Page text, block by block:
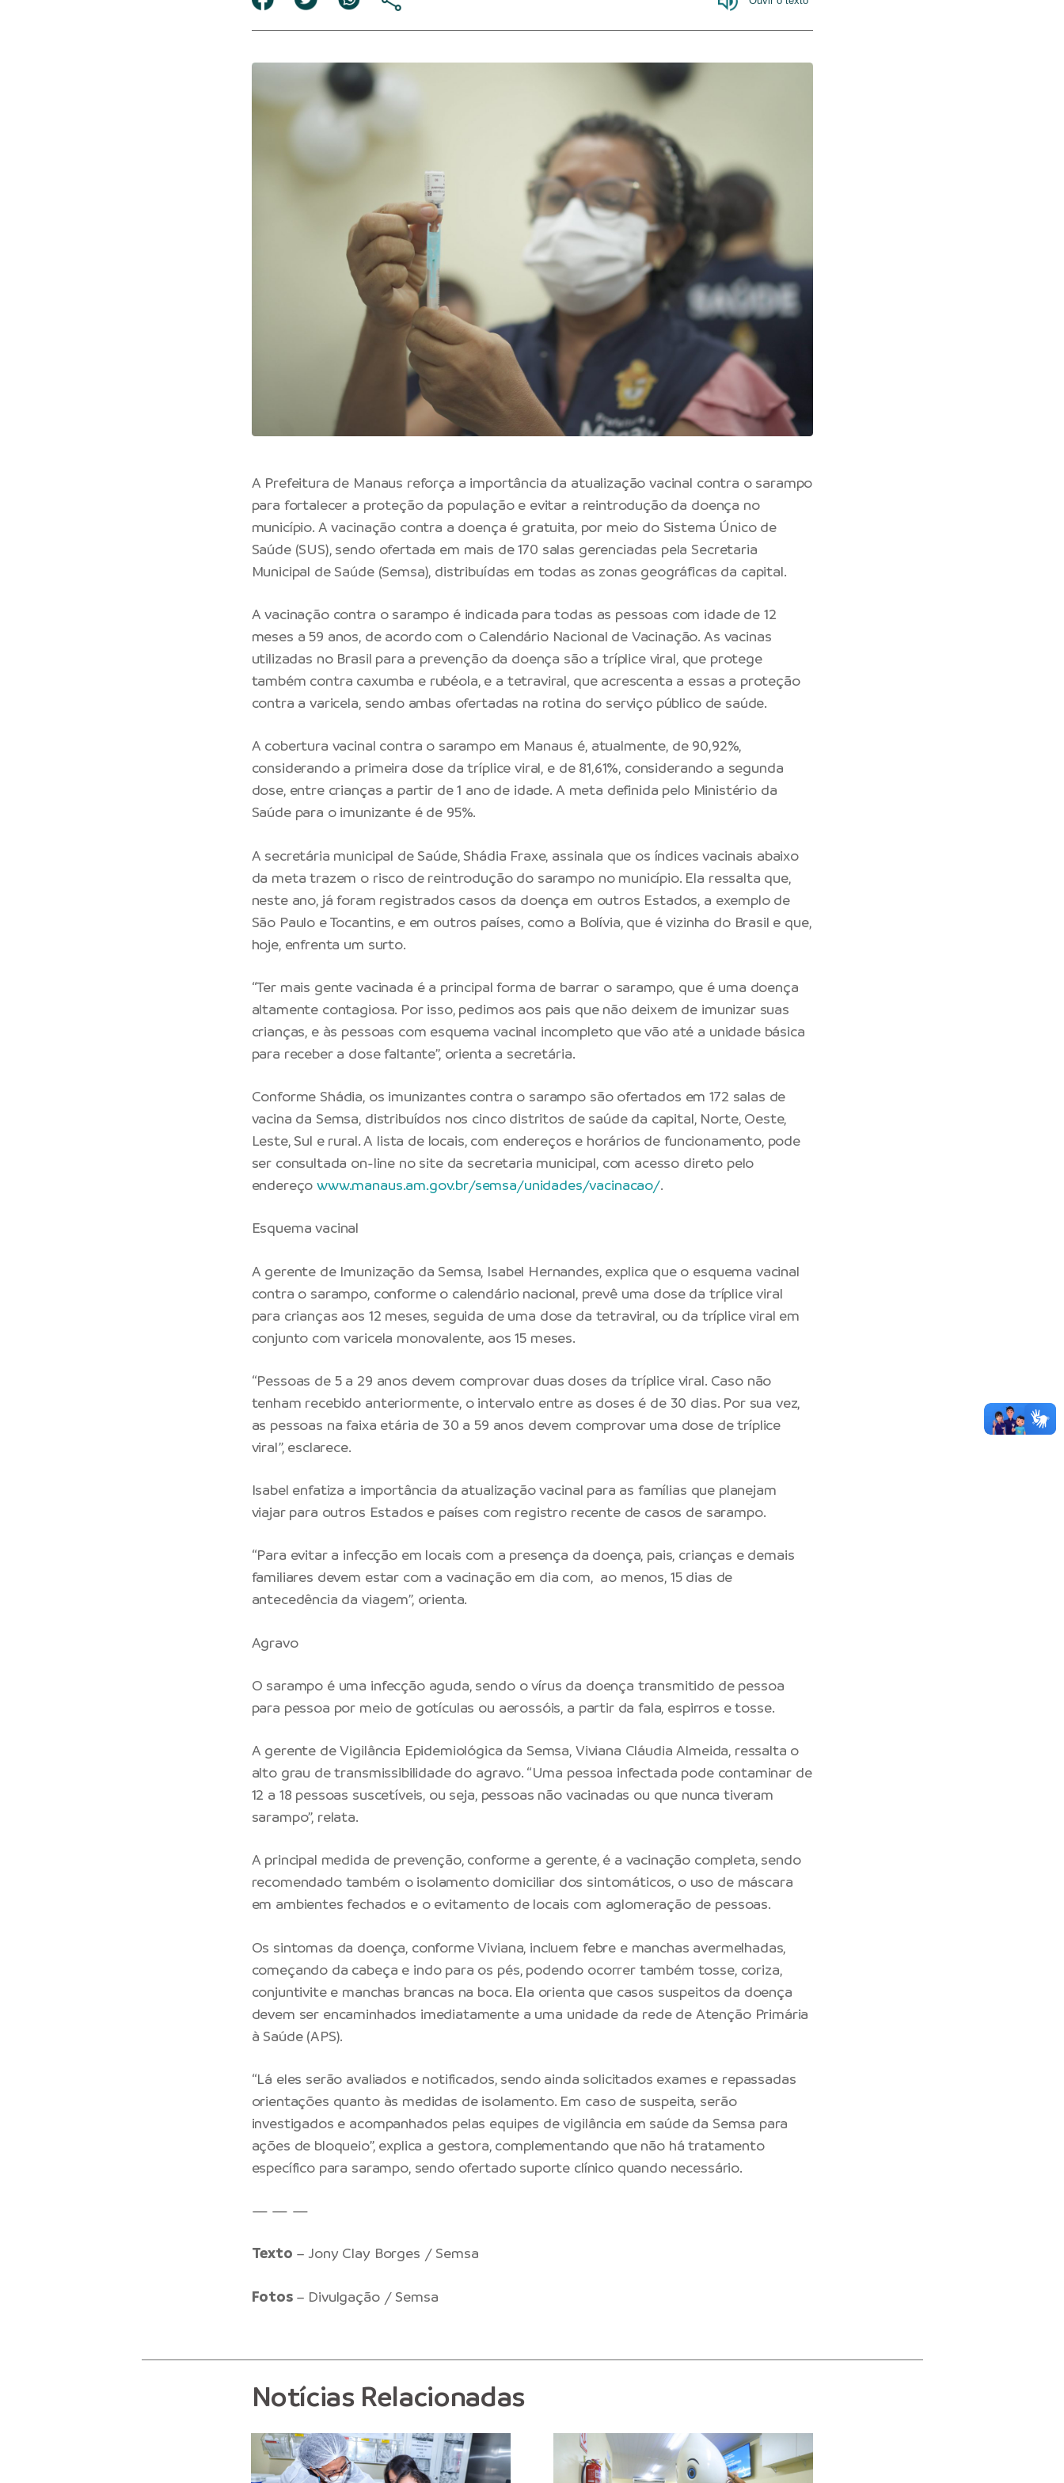
A Prefeitura de Manaus reforça a importância da atualização vacinal contra o sarampo
para fortalecer a proteção da população e evitar a reintrodução da doença no
município. A vacinação contra a doença é gratuita, por meio do Sistema Único de
Saúde (SUS), sendo ofertada em mais de 170 salas gerenciadas pela Secretaria
Municipal de Saúde (Semsa), distribuídas em todas as zonas geográficas da capital.
A vacinação contra o sarampo é indicada para todas as pessoas com idade de 12
meses a 59 anos, de acordo com o Calendário Nacional de Vacinação. As vacinas
utilizadas no Brasil para a prevenção da doença são a tríplice viral, que protege
também contra caxumba e rubéola, e a tetraviral, que acrescenta a essas a proteção
contra a varicela, sendo ambas ofertadas na rotina do serviço público de saúde.
A cobertura vacinal contra o sarampo em Manaus é, atualmente, de 90,92%,
considerando a primeira dose da tríplice viral, e de 81,61%, considerando a segunda
dose, entre crianças a partir de 1 ano de idade. A meta definida pelo Ministério da
Saúde para o imunizante é de 95%.
A secretária municipal de Saúde, Shádia Fraxe, assinala que os índices vacinais abaixo
da meta trazem o risco de reintrodução do sarampo no município. Ela ressalta que,
neste ano, já foram registrados casos da doença em outros Estados, a exemplo de
São Paulo e Tocantins, e em outros países, como a Bolívia, que é vizinha do Brasil e que,
hoje, enfrenta um surto.
“Ter mais gente vacinada é a principal forma de barrar o sarampo, que é uma doença
altamente contagiosa. Por isso, pedimos aos pais que não deixem de imunizar suas
crianças, e às pessoas com esquema vacinal incompleto que vão até a unidade básica
para receber a dose faltante”, orienta a secretária.
Conforme Shádia, os imunizantes contra o sarampo são ofertados em 172 salas de
vacina da Semsa, distribuídos nos cinco distritos de saúde da capital, Norte, Oeste,
Leste, Sul e rural. A lista de locais, com endereços e horários de funcionamento, pode
ser consultada on-line no site da secretaria municipal, com acesso direto pelo
endereçowww.manaus.am.gov.br/semsa/unidades/vacinacao/.
Esquema vacinal
A gerente de Imunização da Semsa, Isabel Hernandes, explica que o esquema vacinal
contra o sarampo, conforme o calendário nacional, prevê uma dose da tríplice viral
para crianças aos 12 meses, seguida de uma dose da tetraviral, ou da tríplice viral em
conjunto com varicela monovalente, aos 15 meses.
“Pessoas de 5 a 29 anos devem comprovar duas doses da tríplice viral. Caso não
tenham recebido anteriormente, o intervalo entre as doses é de 30 dias. Por sua vez,
as pessoas na faixa etária de 30 a 59 anos devem comprovar uma dose de tríplice
viral”, esclarece.
Isabel enfatiza a importância da atualização vacinal para as famílias que planejam
viajar para outros Estados e países com registro recente de casos de sarampo.
“Para evitar a infecção em locais com a presença da doença, pais, crianças e demais
familiares devem estar com a vacinação em dia com, ao menos, 15 dias de
antecedência da viagem”, orienta.
Agravo
O sarampo é uma infecção aguda, sendo o vírus da doença transmitido de pessoa
para pessoa por meio de gotículas ou aerossóis, a partir da fala, espirros e tosse.
A gerente de Vigilância Epidemiológica da Semsa, Viviana Cláudia Almeida, ressalta o
alto grau de transmissibilidade do agravo. “Uma pessoa infectada pode contaminar de
12 a 18 pessoas suscetíveis, ou seja, pessoas não vacinadas ou que nunca tiveram
sarampo”, relata.
A principal medida de prevenção, conforme a gerente, é a vacinação completa, sendo
recomendado também o isolamento domiciliar dos sintomáticos, o uso de máscara
em ambientes fechados e o evitamento de locais com aglomeração de pessoas.
Os sintomas da doença, conforme Viviana, incluem febre e manchas avermelhadas,
começando da cabeça e indo para os pés, podendo ocorrer também tosse, coriza,
conjuntivite e manchas brancas na boca. Ela orienta que casos suspeitos da doença
devem ser encaminhados imediatamente a uma unidade da rede de Atenção Primária
à Saúde (APS).
“Lá eles serão avaliados e notificados, sendo ainda solicitados exames e repassadas
orientações quanto às medidas de isolamento. Em caso de suspeita, serão
investigados e acompanhados pelas equipes de vigilância em saúde da Semsa para
ações de bloqueio”, explica a gestora, complementando que não há tratamento
específico para sarampo, sendo ofertado suporte clínico quando necessário.
— — —
Texto – Jony Clay Borges / Semsa
Fotos – Divulgação / Semsa
Notícias Relacionadas